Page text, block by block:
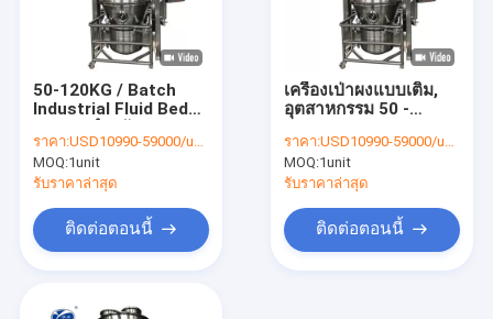
เครื่องอบแห้งฟลูอิไดซ์เบดแนวตั้ง
เครื่องพ่นแห้ง
เครื่องอบแห้งสูญญากาศ
เครื่องเป่าถาดอุตสาหกรรม
เครื่องเป่าสเปรย์แรงเหวี่ยงความเร็วสูง
เครื่องบดย่อยเครื่องเป่าเตียง
50-120KG / Batch
Industrial Fluid Bed
กระบวนการผงเปียก
GMP
ราคา:USD10990-59000/unit
MOQ:1unit
รับราคาล่าสุด
ติดต่อตอนนี้
เครื่องเป่าผงแบบเติม,
อุตสาหกรรม 50 -
Dryer Machine
ราคา:USD10990-59000/unit
MOQ:1unit
รับราคาล่าสุด
ติดต่อตอนนี้